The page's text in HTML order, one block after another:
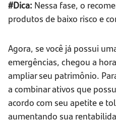
#Dica: Nessa fase, o
produtos de baixo risco e
Agora, se você já possui
emergências, chegou a
ampliar seu patrimônio.
a combinar ativos que
acordo com seu apetite e
aumentando sua